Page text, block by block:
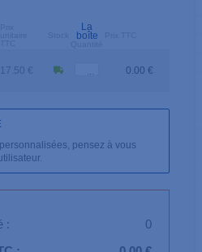
La
boîte
17.50 € 0.00 €
pensez à vous
:
0